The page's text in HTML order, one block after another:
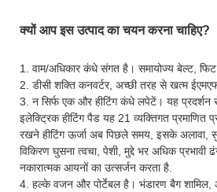
क्यों आप इस उत्पाद का चयन करना चाहिए?
1. वाम/अधिकार कंधे संगत है। समायोज्य बेल्ट,
2. डीसी शक्ति कनवर्टर, अच्छी तरह से खत्म
3. न सिर्फ एक और हीटिंग कंधे लपेटें। यह प्रदर्शन
इलेक्ट्रिक हीटिंग पैड यह 21 व्यक्तिगत प्रमाणित
रखने हीटिंग ऊर्जा अब पिछले समय, इसके अलावा,
विकिरण घुसना त्वचा, पेशी, मुद्दे भर अधिक
नकारात्मक आयनों का उत्सर्जन करता है.
4. हल्के वजन और पोर्टेबल है। भंडारण बैग शामिल,